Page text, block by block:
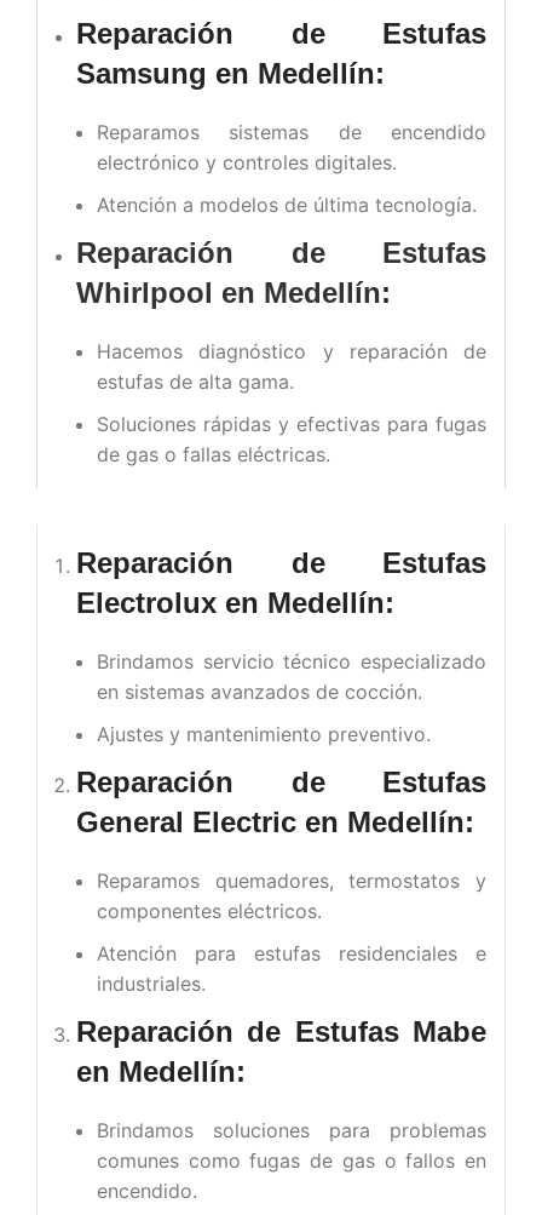
Reparación de Estufas
Samsung en Medellín:
Reparamos sistemas de encendido
electrónico y controles digitales.
Atención a modelos de última tecnología.
Reparación de Estufas
Whirlpool en Medellín:
Hacemos diagnóstico y reparación de
estufas de alta gama.
Soluciones rápidas y efectivas para fugas
de gas o fallas eléctricas.
Reparación de Estufas
Electrolux en Medellín:
Brindamos servicio técnico especializado
en sistemas avanzados de cocción.
Ajustes y mantenimiento preventivo.
Reparación de Estufas
General Electric en Medellín:
Reparamos quemadores, termostatos y
componentes eléctricos.
Atención para estufas residenciales e
industriales.
Reparación de Estufas Mabe
en Medellín:
Brindamos soluciones para problemas
comunes como fugas de gas o fallos en
encendido.